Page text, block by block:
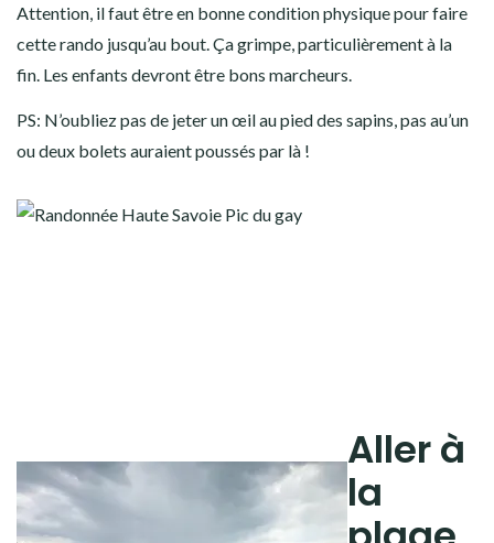
Attention, il faut être en bonne condition physique pour faire
cette rando jusqu’au bout. Ça grimpe, particulièrement à la
fin. Les enfants devront être bons marcheurs.
PS: N’oubliez pas de jeter un œil au pied des sapins, pas au’un
ou deux bolets auraient poussés par là !
Aller à
la